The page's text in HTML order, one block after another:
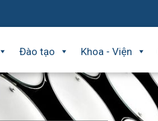
Đào tạo Khoa - Viện